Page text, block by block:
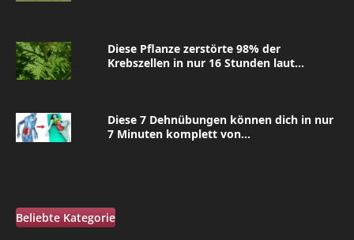
Diese Pflanze zerstörte 98% der
Krebszellen in nur 16 Stunden laut...
Diese 7 Dehnübungen können dich in nur
7 Minuten komplett von...
Beliebte Kategorie